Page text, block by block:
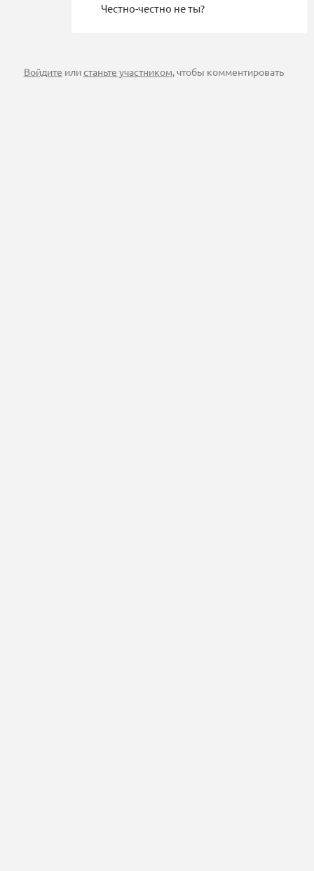
Честно-честно не ты?
Войдите илистаньте участником , чтобы комментировать